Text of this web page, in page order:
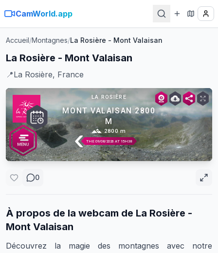
CamWorld.app
Accueil/Montagnes/La Rosière - Mont Valaisan
La Rosière - Mont Valaisan
📍La Rosière, France
0
À propos de la webcam de La Rosière -
Mont Valaisan
Découvrez la magie des montagnes avec notre